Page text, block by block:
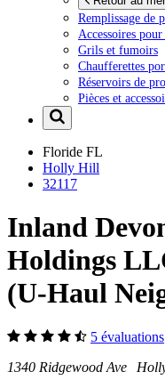
Remplissage de
Accessoires
Grils et fumoirs
Chaufferettes
Réservoirs de
Pièces et
Floride FL
Holly Hill
32117
Inland
Holdings
(U-Haul
5 évaluations
1340 Ridgewood Ave